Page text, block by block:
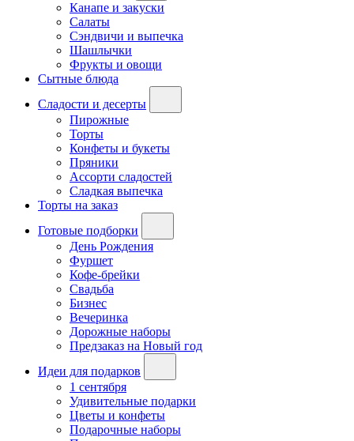
Канапе и закуски
Салаты
Сэндвичи и выпечка
Шашлычки
Фрукты и овощи
Сытные блюда
Сладости и десерты
Пирожные
Торты
Конфеты и букеты
Пряники
Ассорти сладостей
Сладкая выпечка
Торты на заказ
Готовые подборки
День Рождения
Фуршет
Кофе-брейки
Свадьба
Бизнес
Вечеринка
Дорожные наборы
Предзаказ на Новый год
Идеи для подарков
1 сентября
Удивительные подарки
Цветы и конфеты
Подарочные наборы